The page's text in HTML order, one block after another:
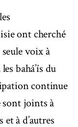
ont cherché
seule voix à
bahá’ís du
continue
sont joints à
à d’autres